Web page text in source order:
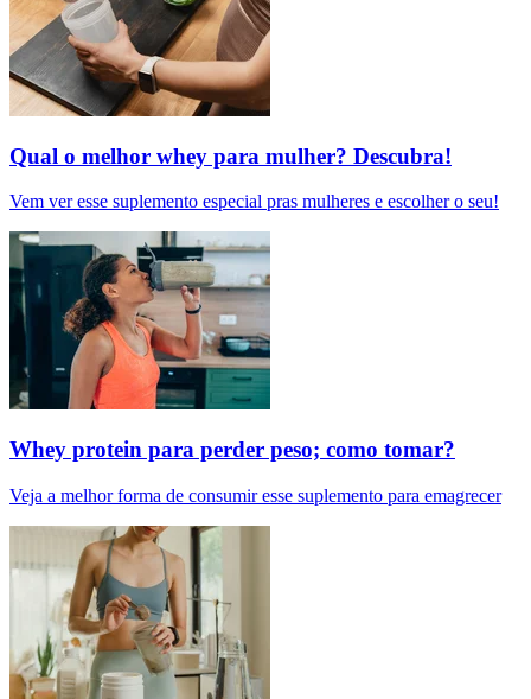
Qual o melhor whey para mulher? Descubra!
Vem ver esse suplemento especial pras mulheres e escolher o seu!
Whey protein para perder peso; como tomar?
Veja a melhor forma de consumir esse suplemento para emagrecer